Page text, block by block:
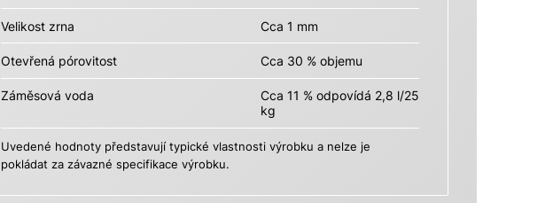
Velikost zrna Cca 1 mm
Otevřená pórovitost Cca 30 % objemu
Záměsová voda
Cca 11 % odpovídá 2,8 l/25
kg
Uvedené hodnoty představují typické vlastnosti výrobku a nelze je
pokládat za závazné specifikace výrobku.